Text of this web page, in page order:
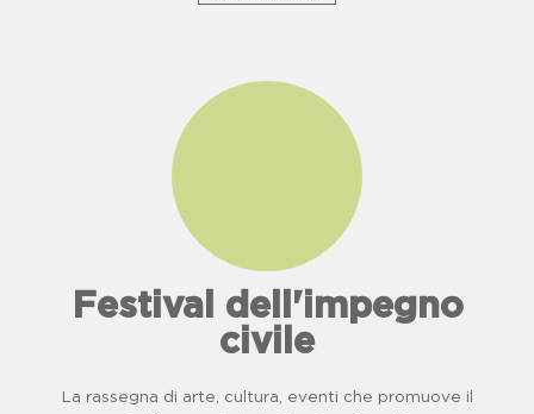
Festival dell'impegno
civile
La rassegna di arte, cultura, eventi che promuove il